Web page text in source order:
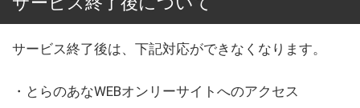
サービス終了後は、下記対応ができなくなります。
・とらのあなWEBオンリーサイトへのアクセス